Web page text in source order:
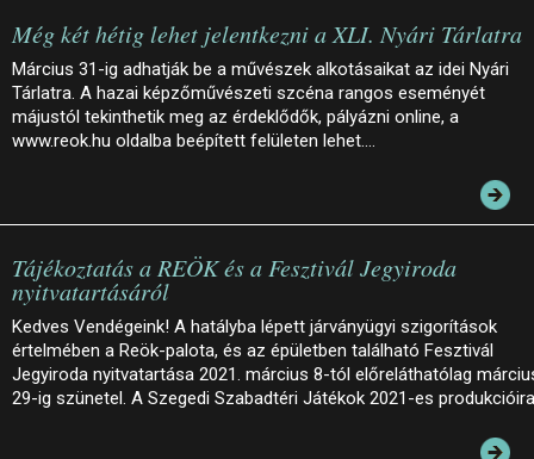
Még két hétig lehet jelentkezni a XLI. Nyári Tárlatra
Március 31-ig adhatják be a művészek alkotásaikat az idei Nyári
Tárlatra. A hazai képzőművészeti szcéna rangos eseményét
májustól tekinthetik meg az érdeklődők, pályázni online, a
www.reok.hu oldalba beépített felületen lehet.…
Tájékoztatás a REÖK és a Fesztivál Jegyiroda
nyitvatartásáról
Kedves Vendégeink! A hatályba lépett járványügyi szigorítások
értelmében a Reök-palota, és az épületben található Fesztivál
Jegyiroda nyitvatartása 2021. március 8-tól előreláthatólag
29-ig szünetel. A Szegedi Szabadtéri Játékok 2021-es